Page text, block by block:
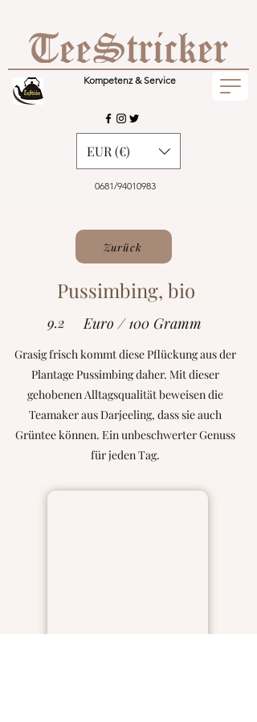
Kompetenz & Service
0681/94010983
EUR (€)
Zurück
Pussimbing, bio
9.2 Euro / 100 Gramm
Grasig frisch kommt diese Pflückung aus der
Plantage Pussimbing daher. Mit dieser
gehobenen Alltagsqualität beweisen die
Teamaker aus Darjeeling, dass sie auch
Grüntee können. Ein unbeschwerter Genuss
für jeden Tag.